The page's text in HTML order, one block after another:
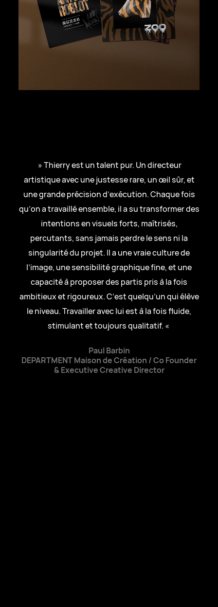
» Thierry est un talent pur. Un directeur
artistique avec une justesse rare, un œil sûr, et
une grande précision d’exécution. Chaque fois
qu’on a travaillé ensemble, il a su transformer des
intentions en visuels forts, maîtrisés,
percutants, sans jamais perdre le sens ni la
singularité du projet. Il a une vraie culture de
l’image, une sensibilité graphique fine, et une
capacité à proposer des partis pris à la fois
ambitieux et rigoureux. C’est quelqu’un qui élève
le niveau. Travailler avec lui est à la fois fluide,
stimulant et toujours qualitatif. «
Paul Barbin
DEPARTMENT Maison de Création / Co Founder
& Executive Creative Director